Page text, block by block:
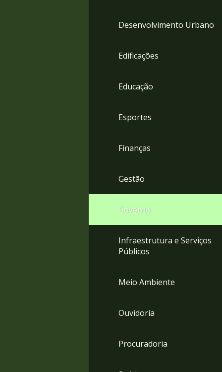
Desenvolvimento Urbano
Edificações
Educação
Esportes
Finanças
Gestão
Governo
Infraestrutura e Serviços
Públicos
Meio Ambiente
Ouvidoria
Procuradoria